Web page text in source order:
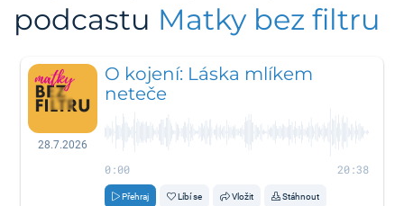
podcastu Matky bez filtru
28.7.2026
O kojení: Láska mlíkem
neteče
0:00 20:38
Přehraj Líbí se Vložit Stáhnout